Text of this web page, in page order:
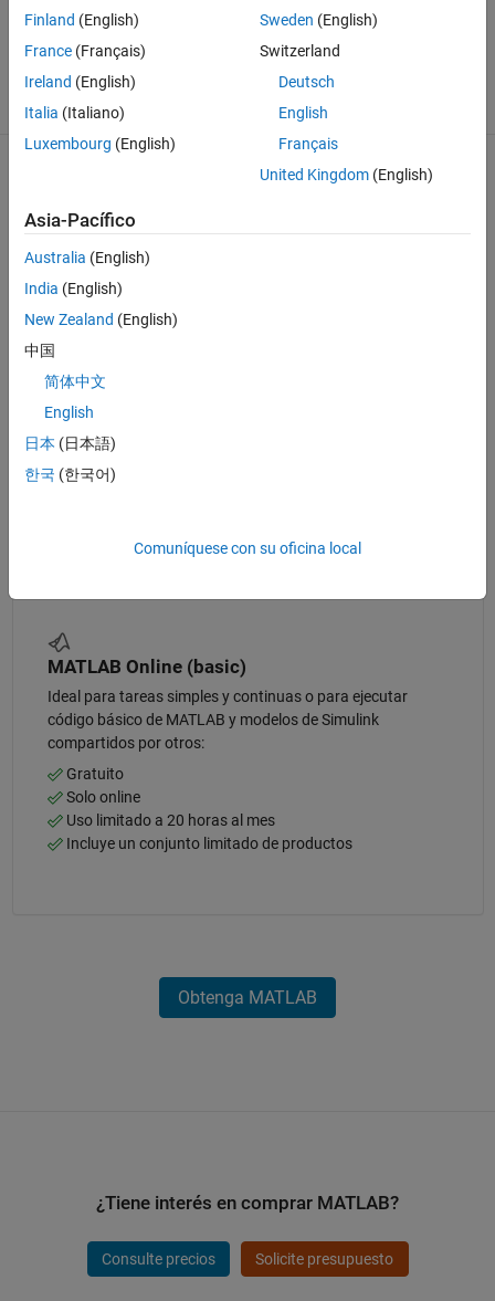
Obtenga MATLAB
Acceda a MATLAB, Simulink y mucho más.
Versión de prueba de 30 días
Ideal para evaluar la versión completa con licencia antes
Versión de escritorio y online
Uso ilimitado durante 30 días
MATLAB Online (basic)
Ideal para tareas simples y continuas o para ejecutar
código básico de MATLAB y modelos de Simulink
compartidos por otros:
Gratuito
Solo online
Uso limitado a 20 horas al mes
Incluye un conjunto limitado de productos
Obtenga MATLAB
¿Tiene interés en comprar MATLAB?
Consulte precios Solicite presupuesto
Finland (English)
France (Français)
Ireland (English)
Italia (Italiano)
Luxembourg (English)
Sweden (English)
Switzerland
Deutsch
English
Français
United Kingdom(English)
Asia-Pacífico
Australia (English)
India (English)
New Zealand (English)
中国
简体中文
English
日本 (日本語)
한국 (한국어)
Comuníquese con su oficina local